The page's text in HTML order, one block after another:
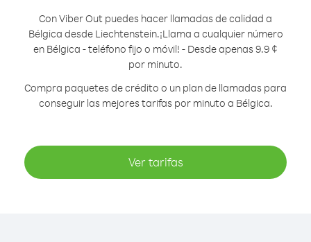
Con Viber Out puedes hacer llamadas de calidad a
Bélgica desde Liechtenstein.¡Llama a cualquier número
en Bélgica - teléfono fijo o móvil! - Desde apenas 9.9 ¢
por minuto.
Compra paquetes de crédito o un plan de llamadas para
conseguir las mejores tarifas por minuto a Bélgica.
Ver tarifas